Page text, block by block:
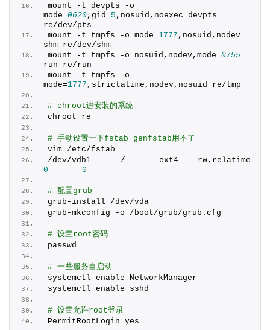
mount -t devpts -o
mode=0620,gid=5 ,nosuid,noexec devpts
re/dev/pts
mount -t tmpfs -o mode=1777 ,nosuid,nodev
shm re/dev/shm
mount -t tmpfs -o nosuid,nodev,mode=0755
run re/run
mount -t tmpfs -o
mode=1777 ,strictatime,nodev,nosuid re/tmp
# chroot进安装的系统
chroot re
# 手动设置一下fstab genfstab用不了
vim /etc/fstab
0
0
# 配置grub
grub-install /dev/vda
grub-mkconfig -o /boot/grub/grub. cfg
# 设置root密码
passwd
# 一些服务自启动
systemctl enable NetworkManager
systemctl enable sshd
# 设置允许root登录
PermitRootLogin yes